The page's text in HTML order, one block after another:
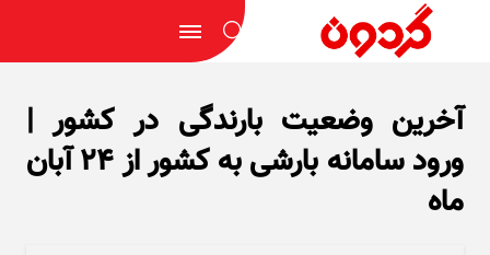
آخرین وضعیت بارندگی در کشور |
ورود سامانه بارشی به کشور از ۲۴ آبان
ماه